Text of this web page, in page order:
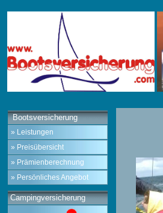
Bootsversicherung
» Leistungen
» Preisübersicht
» Prämienberechnung
» Persönliches Angebot
Campingversicherung